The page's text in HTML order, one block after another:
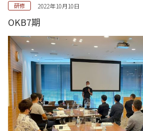
研修 2022年10月10日
OKB7期